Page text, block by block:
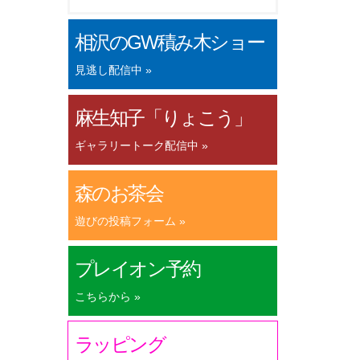
相沢のGW積み木ショー
見逃し配信中 »
麻生知子「りょこう」
ギャラリートーク配信中 »
森のお茶会
遊びの投稿フォーム »
プレイオン予約
こちらから »
ラッピング